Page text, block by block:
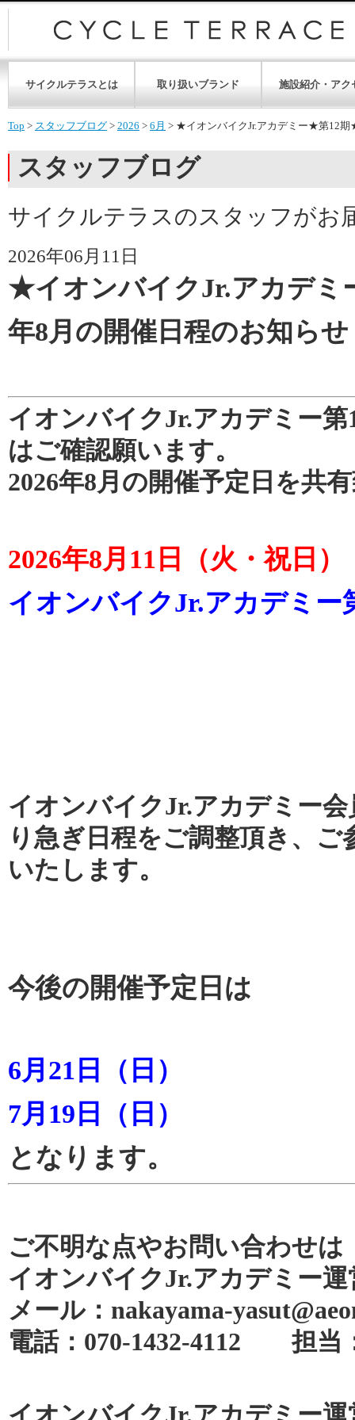
サイクルテラスとは 取り扱いブランド 施設紹介・アク
Top > スタッフブログ > 2026 > 6月 > ★イオンバイクJr.アカデミー★第12
スタッフブログ
サイクルテラスのスタッフがお
2026年06月11日
★イオンバイクJr.アカデミ
年8月の開催日程のお知らせ
イオンバイクJr.アカデミー
はご確認願います。
2026年8月の開催予定日を共
2026年8月11日（火・祝日
イオンバイクJr.アカデミ
イオンバイクJr.アカデミー
り急ぎ日程をご調整頂き、
いたします。
今後の開催予定日は
6月21 日（日）
7月19日（日）
となります。
ご不明な点やお問い合わせは
イオンバイクJr.アカデミー運
メール：nakayama-
電話：070-1432-4112 担